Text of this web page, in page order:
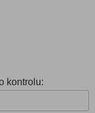
kontrolu: